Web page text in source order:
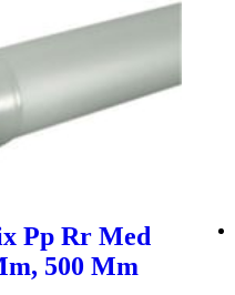
Pp Rr Med
500 Mm